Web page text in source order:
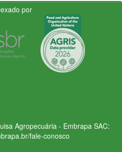
por
Agropecuária - Embrapa SAC:
fale-conosco